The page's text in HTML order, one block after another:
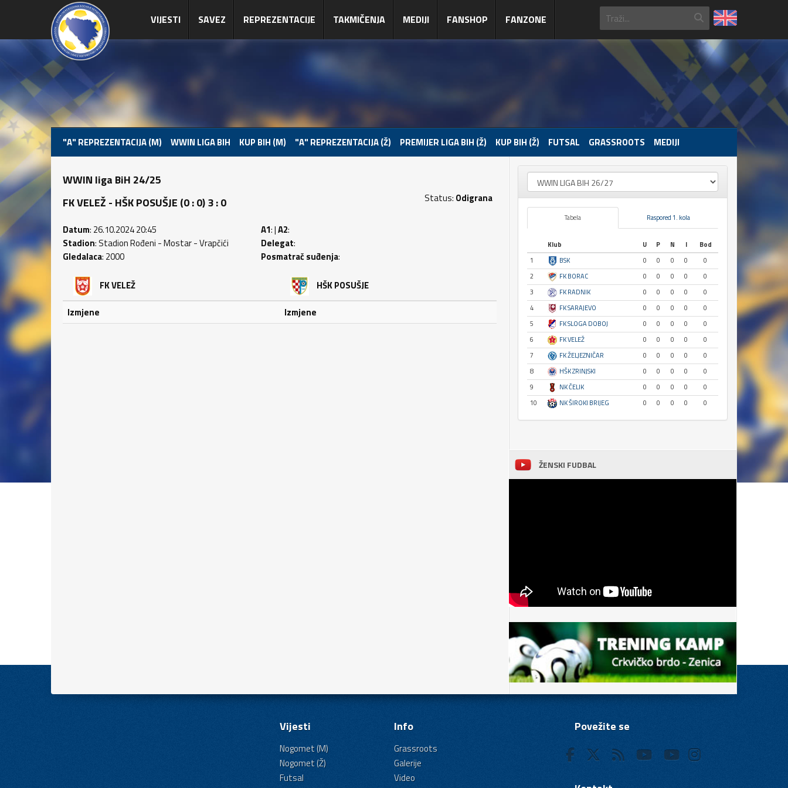
VIJESTI SAVEZ REPREZENTACIJE TAKMIČENJA MEDIJI FANSHOP FANZONE
"A" REPREZENTACIJA (M) WWIN LIGA BIH KUP BIH (M) "A" REPREZENTACIJA (Ž) PREMIJER LIGA BIH (Ž) KUP BIH (Ž) FUTSAL GRASSROOTS MEDIJI
WWIN liga BiH 24/25
FK VELEŽ - HŠK POSUŠJE (0 : 0) 3 : 0
Status: Odigrana
Datum: 26.10.2024 20:45
Stadion: Stadion Rođeni - Mostar - Vrapčići
Gledalaca: 2000
A1: |A2:
Delegat:
Posmatrač suđenja:
FK VELEŽ
Izmjene
HŠK POSUŠJE
Izmjene
Tabela Raspored 1. kola
Klub U P N I
Bod
1
BSK 0 0 0 0
0
2
FK BORAC 0 0 0 0
0
3
FK RADNIK 0 0 0 0
0
4
FK SARAJEVO 0 0 0 0
0
5
FK SLOGA DOBOJ 0 0 0 0
0
6
FK VELEŽ 0 0 0 0
0
7
FK ŽELJEZNIČAR 0 0 0 0
0
8
HŠK ZRINJSKI 0 0 0 0
0
9
NK ČELIK 0 0 0 0
0
10
NK ŠIROKI BRIJEG 0 0 0 0 0
ŽENSKI FUDBAL
Vijesti
Nogomet (M)
Nogomet (Ž)
Futsal
Info
Grassroots
Galerije
Video
Povežite se